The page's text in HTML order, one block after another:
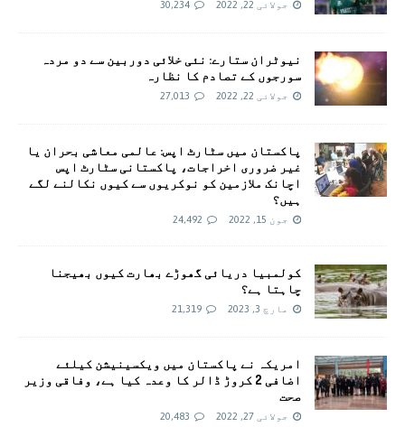
جولائی 22, 2022 30,234
نیوٹران ستارے: نئی خلائی دوربین سے دو مردہ
سورجوں کے تصادم کا نظارہ
جولائی 22, 2022 27,013
پاکستان میں سٹارٹ اپس: عالمی معاشی بحران یا
غیر ضروری اخراجات، پاکستانی سٹارٹ اپس
اچانک ملازمین کو نوکریوں سے کیوں نکالنے لگے
ہیں؟
جون 15, 2022 24,492
کولمبیا دریائی گھوڑے بھارت کیوں بھیجنا
چاہتا ہے؟
مارچ 3, 2023 21,319
امريکہ نے پاکستان میں ویکسینیشن کیلئے
اضافی 2 کروڑ ڈالر کا وعدہ کیا ہے، وفاقی وزیر
صحت
جولائی 27, 2022 20,483